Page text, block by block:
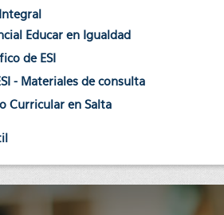
Educar en Igualdad
de ESI
- Materiales de consulta
Curricular en Salta